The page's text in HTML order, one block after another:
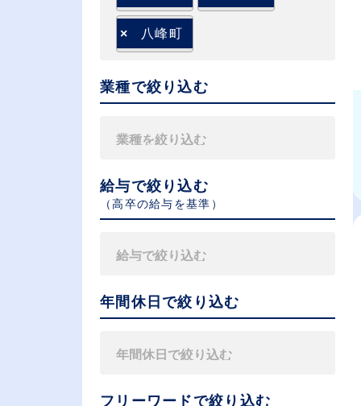
× 八峰町
業種で絞り込む
給与で絞り込む
（⾼卒の給与を基準）
年間休日で絞り込む
フリーワードで絞り込む